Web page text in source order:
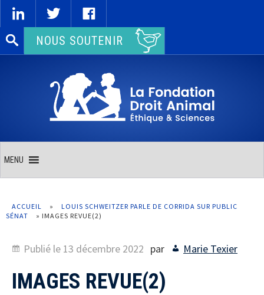
Rechercher :NOUS SOUTENIR
MENU
ACCUEIL »
LOUIS SCHWEITZER PARLE DE CORRIDA SUR PUBLIC
SÉNAT
» IMAGES REVUE(2)
Publié le 13 décembre 2022 par Marie Texier
IMAGES REVUE(2)